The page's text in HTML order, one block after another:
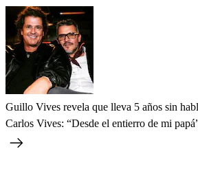
Guillo Vives revela que lleva 5 años sin
Carlos Vives: “Desde el entierro de mi